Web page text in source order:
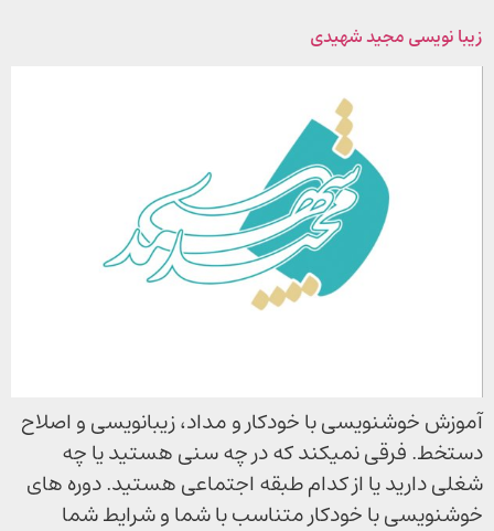
زیبا نویسی مجید شهیدی
آموزش خوشنویسی با خودکار و مداد، زیبانویسی و اصلاح
دستخط. فرقی نمیکند که در چه سنی هستید یا چه
شغلی دارید یا از کدام طبقه اجتماعی هستید. دوره های
خوشنویسی با خودکار متناسب با شما و شرایط شما